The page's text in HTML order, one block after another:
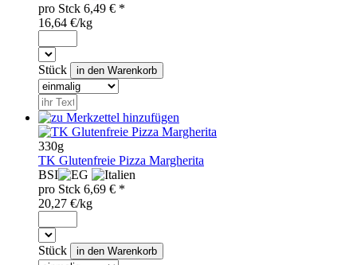
pro Stck 6,49 € *
16,64 €/kg
Stück
330g
TK Glutenfreie Pizza Margherita
BSI
pro Stck 6,69 € *
20,27 €/kg
Stück